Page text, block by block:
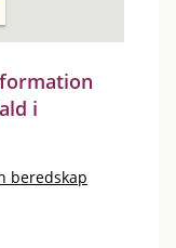
i
beredskap